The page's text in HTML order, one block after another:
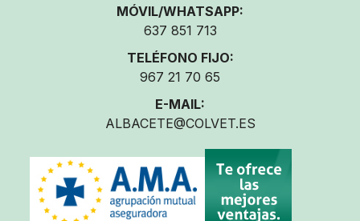
MÓVIL/WHATSAPP:
637 851 713
TELÉFONO FIJO:
967 21 70 65
E-MAIL:
ALBACETE@COLVET.ES